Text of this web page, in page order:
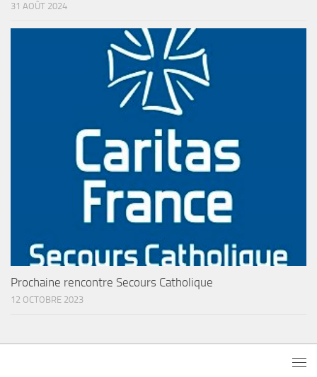
31 AOÛT 2024
Prochaine rencontre Secours Catholique
12 OCTOBRE 2023